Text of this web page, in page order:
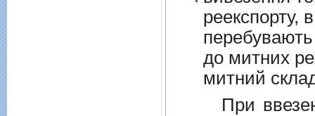
реекспорту,
перебувають у
до митних
митний
При